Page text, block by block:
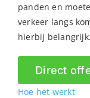
panden en
verkeer langs
hierbij belangrijk.
Direct
Hoe het werkt